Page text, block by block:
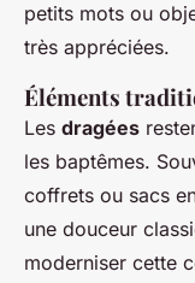
petits mots ou
très appréciées.
Éléments
Les dragées
les baptêmes.
coffrets ou sacs
une douceur
moderniser cette